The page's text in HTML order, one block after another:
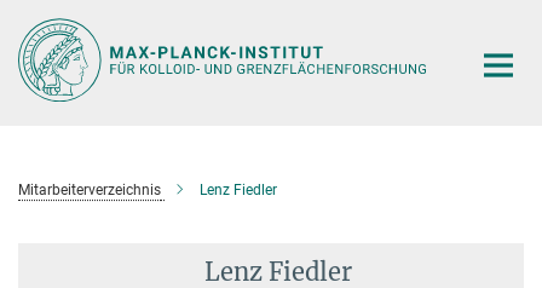
Hauptinhalt
Mitarbeiterverzeichnis Lenz Fiedler
Lenz Fiedler